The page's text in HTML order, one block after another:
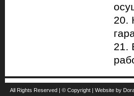
20.
21.
All Rights Reserved | © Copyright | Website by